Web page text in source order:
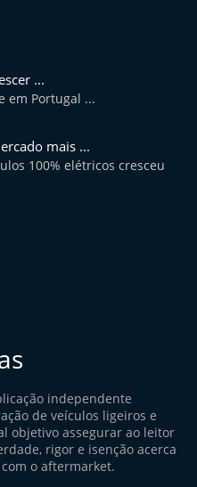
...
em Portugal ...
mais ...
100% elétricos cresceu
independente
de veículos ligeiros e
objetivo assegurar ao leitor
rigor e isenção acerca
o aftermarket.